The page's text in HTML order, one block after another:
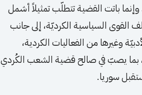
باتت القضية تتطلّب تمثيلاً أشمل
السياسية الكرديّة، إلى جانب
وغيرها من الفعاليات الكردية،
بما يصبّ في صالح قضية الشعب الكُردي
سوريا.